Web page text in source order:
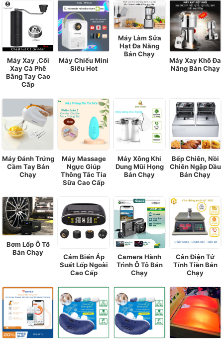
Máy Xay ,Cối
Xay Cà Phê
Bằng Tay Cao
Cấp
Máy Chiếu Mini
Siêu Hot
Máy Làm Sữa
Hạt Đa Năng
Bán Chạy
Máy Xay Khô Đa
Năng Bán Chạy
Máy Đánh Trứng
Cầm Tay Bán
Chạy
Máy Massage
Ngực Giúp
Thông Tắc Tia
Sữa Cao Cấp
Máy Xông Khi
Dung Mũi Họng
Bán Chạy
Bếp Chiên, Nồi
Chiên Ngập Dầu
Bán Chạy
Bơm Lốp Ô Tô
Bán Chạy
Cảm Biến Áp
Suất Lốp Ngoài
Cao Cấp
Camera Hành
Trình Ô Tô Bán
Chạy
Cân Điện Tử
Tính Tiền Bán
Chạy